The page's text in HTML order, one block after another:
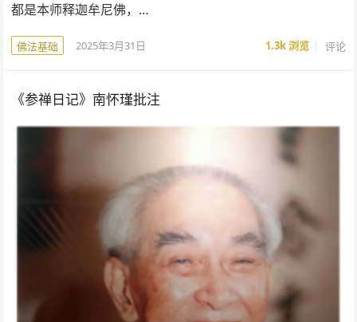
都是本师释迦牟尼佛，…
佛法基础 2025年3月31日 1.3k浏览 评论
《参禅日记》南怀瑾批注